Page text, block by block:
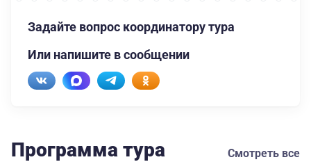
Задайте вопрос координатору тура
Или напишите в сообщении
Программа тура Смотреть все